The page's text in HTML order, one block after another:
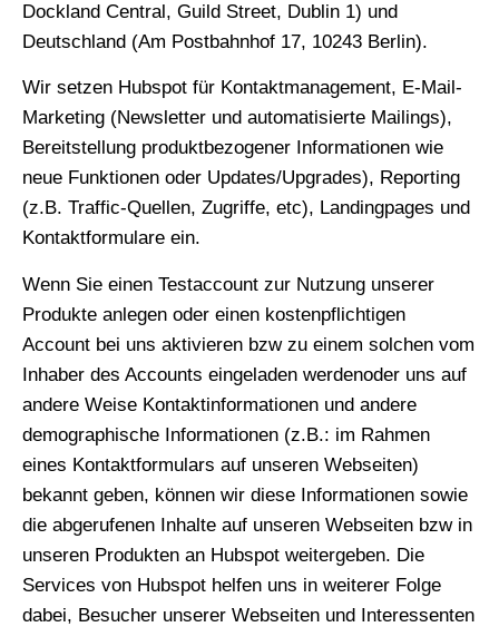
Dockland Central, Guild Street, Dublin 1) und
Deutschland (Am Postbahnhof 17, 10243 Berlin).
Wir setzen Hubspot für Kontaktmanagement, E-Mail-
Marketing (Newsletter und automatisierte Mailings),
Bereitstellung produktbezogener Informationen wie
neue Funktionen oder Updates/Upgrades), Reporting
(z.B. Traffic-Quellen, Zugriffe, etc), Landingpages und
Kontaktformulare ein.
Wenn Sie einen Testaccount zur Nutzung unserer
Produkte anlegen oder einen kostenpflichtigen
Account bei uns aktivieren bzw zu einem solchen vom
Inhaber des Accounts eingeladen werdenoder uns auf
andere Weise Kontaktinformationen und andere
demographische Informationen (z.B.: im Rahmen
eines Kontaktformulars auf unseren Webseiten)
bekannt geben, können wir diese Informationen sowie
die abgerufenen Inhalte auf unseren Webseiten bzw in
unseren Produkten an Hubspot weitergeben. Die
Services von Hubspot helfen uns in weiterer Folge
dabei, Besucher unserer Webseiten und Interessenten